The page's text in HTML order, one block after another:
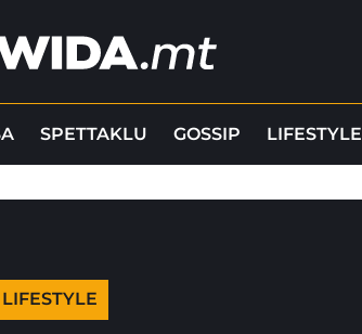
SPETTAKLU GOSSIP LIFESTYLE
LIFESTYLE